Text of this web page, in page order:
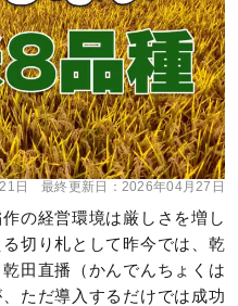
日 最終更新日： 2026年04月27日
の経営環境は厳しさを増し
切り札として昨今では、乾
田直播（かんでんちょくは
ただ導入するだけでは成功